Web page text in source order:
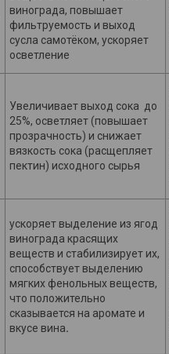
винограда, повышает
фильтруемость и выход
сусла самотёком, ускоряет
осветление
Увеличивает выход сока до
25%, осветляет (повышает
прозрачность) и снижает
вязкость сока (расщепляет
пектин) исходного сырья
ускоряет выделение из ягод
винограда красящих
веществ и стабилизирует их,
способствует выделению
мягких фенольных веществ,
что положительно
сказывается на аромате и
вкусе вина.